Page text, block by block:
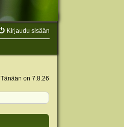
Kirjaudu sisään
Tänään on 7.8.26